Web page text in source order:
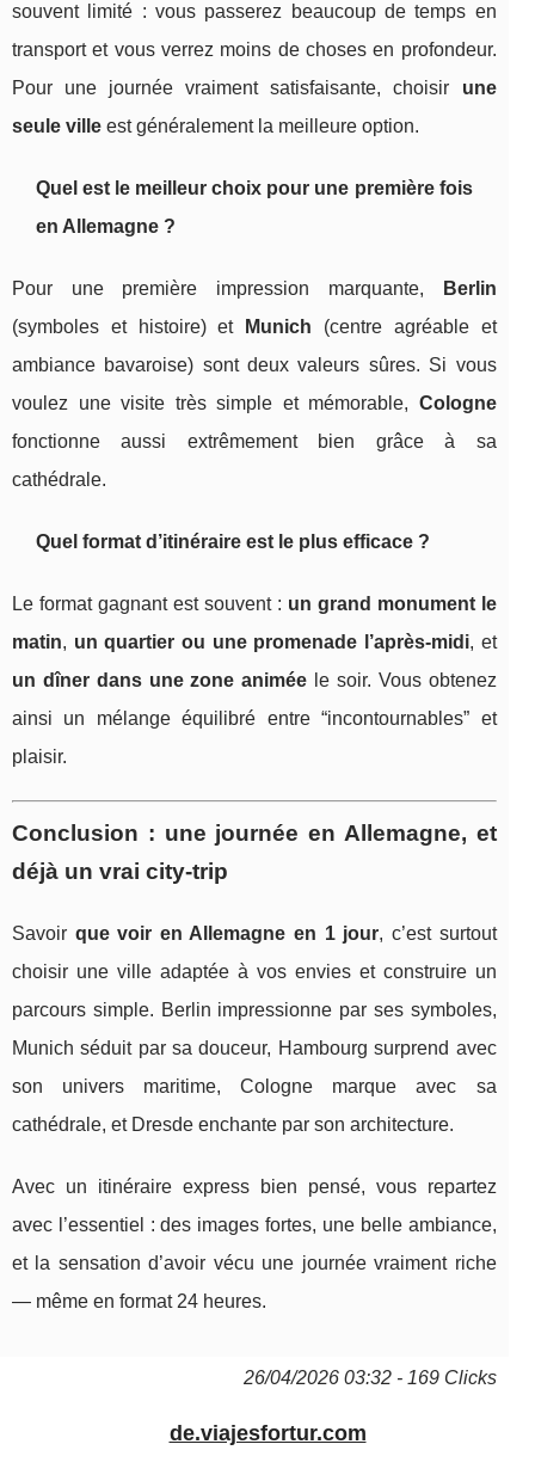
souvent limité : vous passerez beaucoup de temps en
transport et vous verrez moins de choses en profondeur.
Pour une journée vraiment satisfaisante, choisir une
seule ville est généralement la meilleure option.
Quel est le meilleur choix pour une première fois
en Allemagne ?
Pour une première impression marquante,
Berlin
(symboles et histoire) et
Munich (centre agréable et
ambiance bavaroise) sont deux valeurs sûres. Si vous
voulez une visite très simple et mémorable, Cologne
fonctionne aussi extrêmement bien grâce à sa
cathédrale.
Quel format d’itinéraire est le plus efficace ?
Le format gagnant est souvent : un grand monument le
matin, un quartier ou une promenade l’après-midi, et
un dîner dans une zone animée le soir. Vous obtenez
ainsi un mélange équilibré entre “incontournables” et
plaisir.
Conclusion : une journée en Allemagne, et
déjà un vrai city-trip
Savoir que voir en Allemagne en 1 jour, c’est surtout
choisir une ville adaptée à vos envies et construire un
parcours simple. Berlin impressionne par ses symboles,
Munich séduit par sa douceur, Hambourg surprend avec
son univers maritime, Cologne marque avec sa
cathédrale, et Dresde enchante par son architecture.
Avec un itinéraire express bien pensé, vous repartez
avec l’essentiel : des images fortes, une belle ambiance,
et la sensation d’avoir vécu une journée vraiment riche
— même en format 24 heures.
26/04/2026 03:32 - 169 Clicks
de.viajesfortur.com